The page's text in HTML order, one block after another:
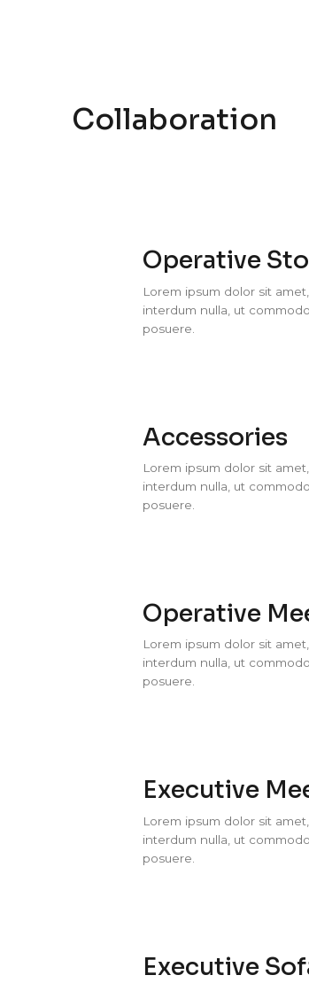
Collaboration
Operative
Lorem ipsum dolor sit
interdum nulla, ut
posuere.
Accessories
Lorem ipsum dolor sit
interdum nulla, ut
posuere.
Operative
Lorem ipsum dolor sit
interdum nulla, ut
posuere.
Executive
Lorem ipsum dolor sit
interdum nulla, ut
posuere.
Executive